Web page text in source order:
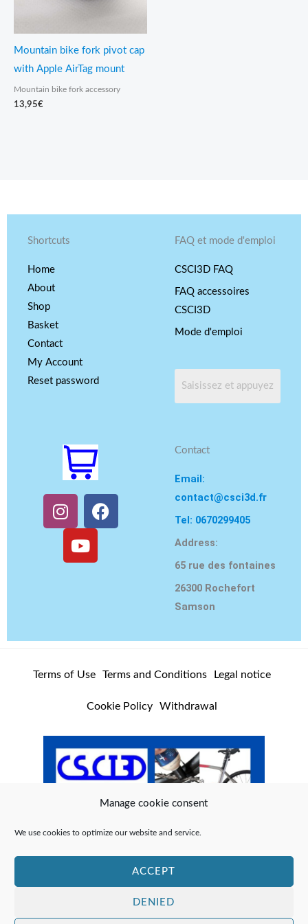
Manage cookie consent
We use cookies to optimize our website and service.
ACCEPT
DENIED
Mountain bike fork pivot cap
with Apple AirTag mount
Mountain bike fork accessory
13,95€
Shortcuts
Home
About
Shop
Basket
Contact
My Account
Reset password
FAQ et mode d'emploi
CSCI3D FAQ
FAQ accessoires
CSCI3D
Mode d'emploi
I
n
s
m
F
a
Y
u
T
Contact
Email:
contact@csci3d.fr
Tel: 0670299405
Address:
65 rue des fontaines
26300 Rochefort
Samson
Terms of Use Terms and Conditions Legal notice
Cookie Policy Withdrawal